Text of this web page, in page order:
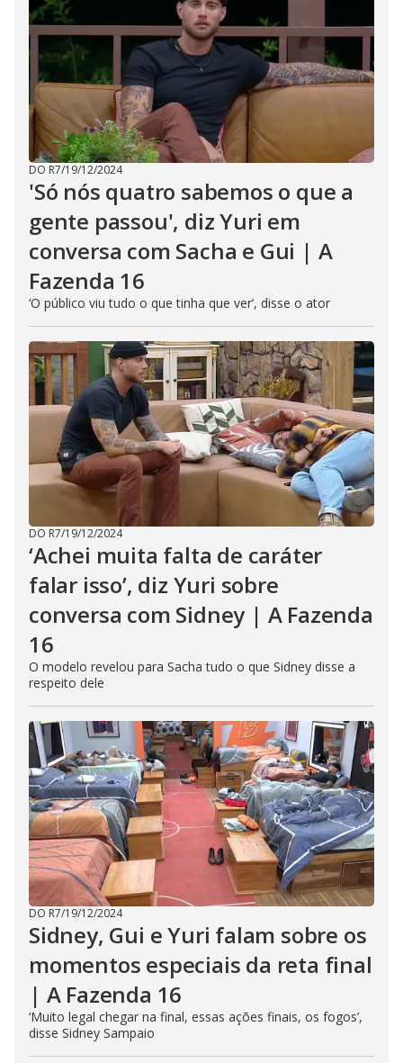
DO R7/19/12/2024
'Só nós quatro sabemos o que a
gente passou', diz Yuri em
conversa com Sacha e Gui | A
Fazenda 16
‘O público viu tudo o que tinha que ver’, disse o ator
DO R7/19/12/2024
‘Achei muita falta de caráter
falar isso’, diz Yuri sobre
conversa com Sidney | A Fazenda
16
O modelo revelou para Sacha tudo o que Sidney disse a
respeito dele
DO R7/19/12/2024
Sidney, Gui e Yuri falam sobre os
momentos especiais da reta final
| A Fazenda 16
‘Muito legal chegar na final, essas ações finais, os fogos’,
disse Sidney Sampaio